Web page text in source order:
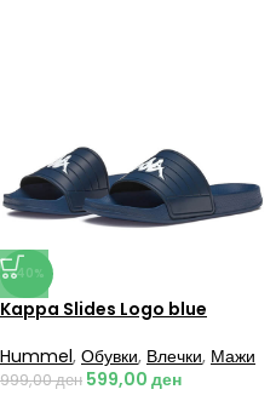
-40%
Kappa Slides Logo blue
Hummel, Обувки, Влечки, Мажи
999,00ден 599,00 ден